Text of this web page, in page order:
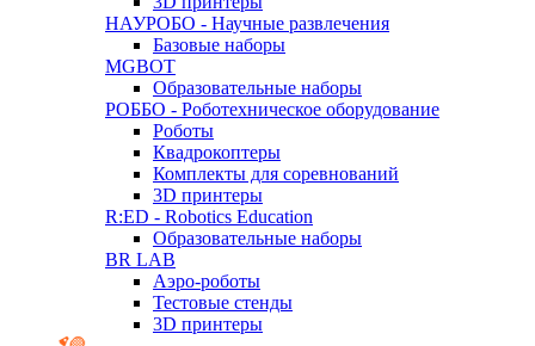
НАУРОБО - Научные развлечения
Базовые наборы
MGBOT
Образовательные наборы
РОББО - Роботехническое оборудование
Роботы
Квадрокоптеры
Комплекты для соревнований
3D принтеры
R:ED - Robotics Education
Образовательные наборы
BR LAB
Аэро-роботы
Тестовые стенды
3D принтеры